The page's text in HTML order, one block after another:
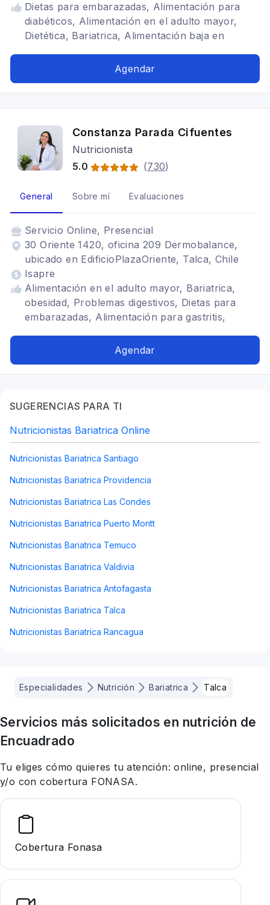
Dietas para embarazadas, Alimentación para
diabéticos, Alimentación en el adulto mayor,
Dietética, Bariatrica, Alimentación baja en
Agendar
Constanza Parada Cifuentes
Nutricionista
5.0
(730)
General Sobre mí Evaluaciones
Servicio Online, Presencial
30 Oriente 1420, oficina 209 Dermobalance,
ubicado en EdificioPlazaOriente, Talca, Chile
Isapre
Alimentación en el adulto mayor, Bariatrica,
obesidad, Problemas digestivos, Dietas para
embarazadas, Alimentación para gastritis,
Alimentación con hipotiroidismo
Agendar
SUGERENCIAS PARA TI
Nutricionistas Bariatrica Online
Nutricionistas Bariatrica Santiago
Nutricionistas Bariatrica Providencia
Nutricionistas Bariatrica Las Condes
Nutricionistas Bariatrica Puerto Montt
Nutricionistas Bariatrica Temuco
Nutricionistas Bariatrica Valdivia
Nutricionistas Bariatrica Antofagasta
Nutricionistas Bariatrica Talca
Nutricionistas Bariatrica Rancagua
Especialidades Nutrición Bariatrica Talca
Servicios más solicitados en nutrición de
Encuadrado
Tu eliges cómo quieres tu atención: online, presencial
y/o con cobertura FONASA.
Cobertura Fonasa